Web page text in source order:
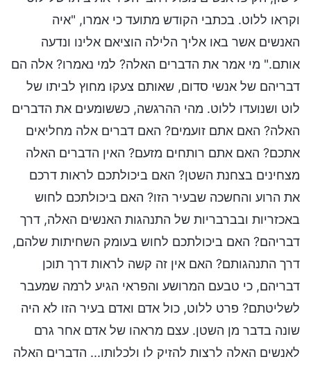
וקראו ללוט. בכתבי הקודש מתועד כי אמרו, "איה
האנשים אשר באו אליך הלילה הוציאם אלינו ונדעה
אותם." מי אמר את הדברים האלה? למי נאמרו? אלה הם
דבריהם של אנשי סדום, שאותם צעקו מחוץ לביתו של
לוט ושנועדו ללוט. מהי ההרגשה, כששומעים את הדברים
האלה? האם אתם זועמים? האם דברים אלה מחליאים
אתכם? האם אתם רותחים מזעם? האין הדברים האלה
מצחינים בצחנת השטן? האם ביכולתכם לראות דרכם
את הרוע והחשכה שבעיר הזו? האם ביכולתכם לחוש
באכזריות ובברבריות של התנהגות האנשים האלה, דרך
דבריהם? האם ביכולתכם לחוש בעומק השחיתות שלהם,
דרך התנהגותם? האם אין זה קשה לראות דרך תוכן
דבריהם, כי טבעם המרושע והפראי הגיע לרמה שמעבר
לשליטתם? פרט ללוט, כול אדם ואדם בעיר הזו לא היה
שונה בדבר מן השטן. עצם מראהו של אדם אחר גרם
לאנשים האלה לרצות להזיק לו ולכלותו... הדברים האלה